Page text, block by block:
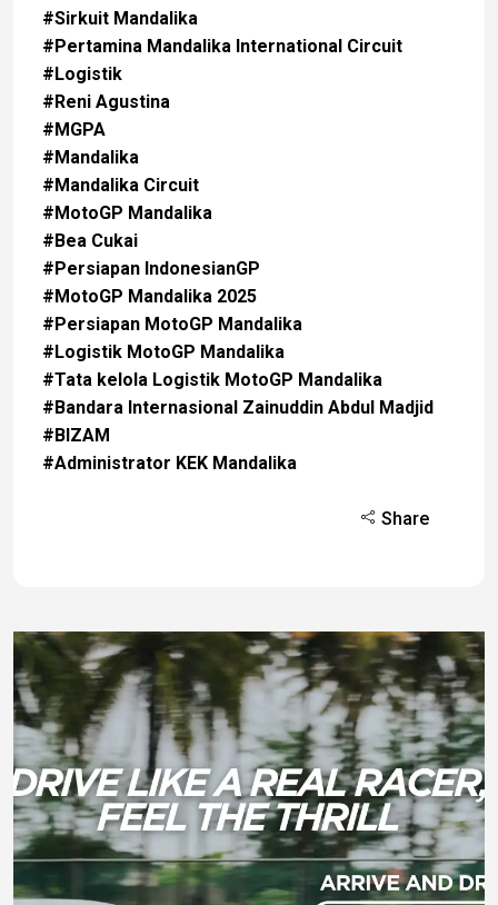
#Sirkuit Mandalika
#Pertamina Mandalika International Circuit
#Logistik
#Reni Agustina
#MGPA
#Mandalika
#Mandalika Circuit
#MotoGP Mandalika
#Bea Cukai
#Persiapan IndonesianGP
#MotoGP Mandalika 2025
#Persiapan MotoGP Mandalika
#Logistik MotoGP Mandalika
#Tata kelola Logistik MotoGP Mandalika
#Bandara Internasional Zainuddin Abdul Madjid
#BIZAM
#Administrator KEK Mandalika
Share